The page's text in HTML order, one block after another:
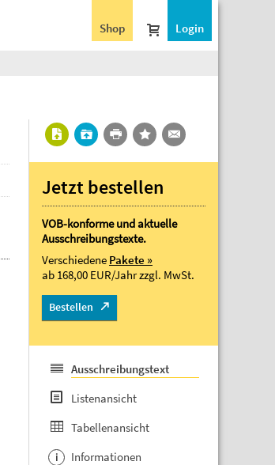
Login
Shop
Jetzt bestellen
VOB-konforme und aktuelle
Ausschreibungstexte.
Verschiedene Pakete »
ab 168,00 EUR/Jahrzzgl. MwSt.
Bestellen
Ausschreibungstext
Listenansicht
Tabellenansicht
i Informationen